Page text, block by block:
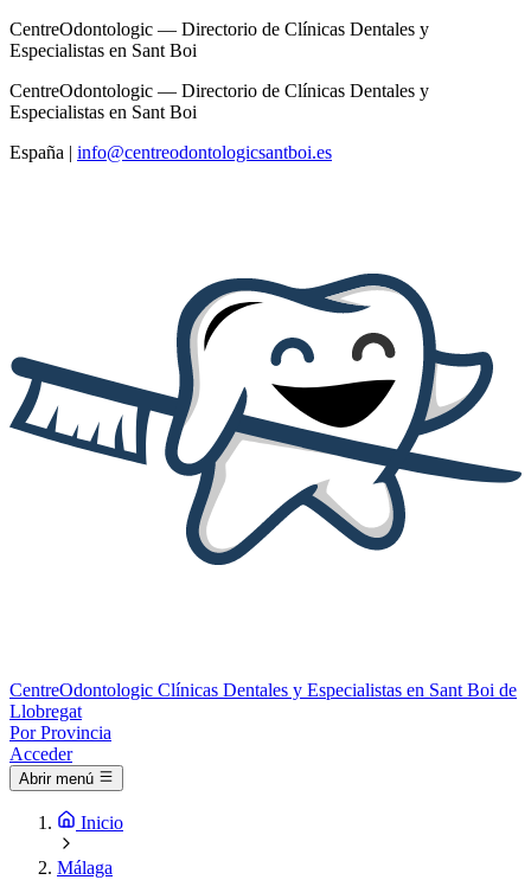
CentreOdontologic — Directorio de Clínicas Dentales y
Especialistas en Sant Boi
CentreOdontologic — Directorio de Clínicas Dentales y
Especialistas en Sant Boi
España | info@centreodontologicsantboi.es
CentreOdontologic Clínicas Dentales y Especialistas en Sant Boi de
Llobregat
Por Provincia
Acceder
Abrir menú
Inicio
Málaga